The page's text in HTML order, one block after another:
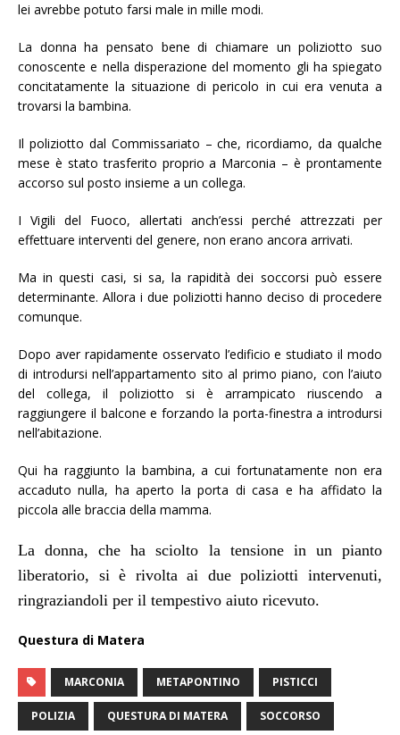
lei avrebbe potuto farsi male in mille modi.
La donna ha pensato bene di chiamare un poliziotto suo
conoscente e nella disperazione del momento gli ha spiegato
concitatamente la situazione di pericolo in cui era venuta a
trovarsi la bambina.
Il poliziotto dal Commissariato – che, ricordiamo, da qualche
mese è stato trasferito proprio a Marconia – è prontamente
accorso sul posto insieme a un collega.
I Vigili del Fuoco, allertati anch’essi perché attrezzati per
effettuare interventi del genere, non erano ancora arrivati.
Ma in questi casi, si sa, la rapidità dei soccorsi può essere
determinante. Allora i due poliziotti hanno deciso di procedere
comunque.
Dopo aver rapidamente osservato l’edificio e studiato il modo
di introdursi nell’appartamento sito al primo piano, con l’aiuto
del collega, il poliziotto si è arrampicato riuscendo a
raggiungere il balcone e forzando la porta-finestra a introdursi
nell’abitazione.
Qui ha raggiunto la bambina, a cui fortunatamente non era
accaduto nulla, ha aperto la porta di casa e ha affidato la
piccola alle braccia della mamma.
La donna, che ha sciolto la tensione in un pianto
liberatorio, si è rivolta ai due poliziotti intervenuti,
ringraziandoli per il tempestivo aiuto ricevuto.
Questura di Matera
MARCONIA METAPONTINO PISTICCI
POLIZIA QUESTURA DI MATERA SOCCORSO